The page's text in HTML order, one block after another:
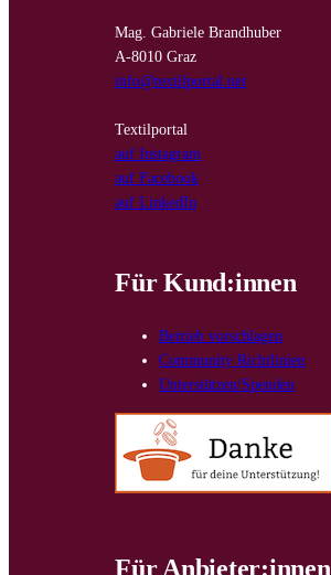
Mag. Gabriele Brandhuber
A-8010 Graz
info@textilportal.net
Textilportal
auf Instagram
auf Facebook
auf LinkedIn
Für Kund:innen
Betrieb vorschlagen
Community Richtlinien
Unterstützen/Spenden
Für Anbieter:innen